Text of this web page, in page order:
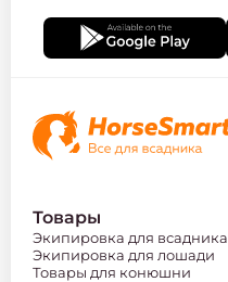
Товары
Экипировка для всадника
Экипировка для лошади
Товары для конюшни